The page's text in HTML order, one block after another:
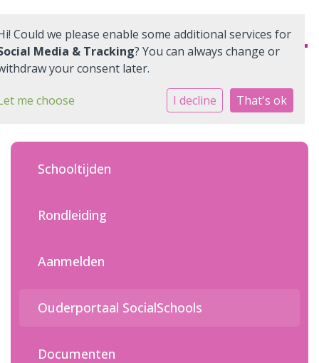
Home
Onze school
Ons onderwijs
Quadraten
Aanmelden
Schooltijden
Rondleiding
Aanmelden
Ouderportaal SocialSchools
Documenten
Could we please enable some additional services for
Media & Tracking? You can always change or
your consent later.
me choose I decline That's ok